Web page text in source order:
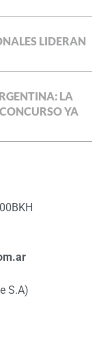
LIDERAN
LA
YA
S.A)